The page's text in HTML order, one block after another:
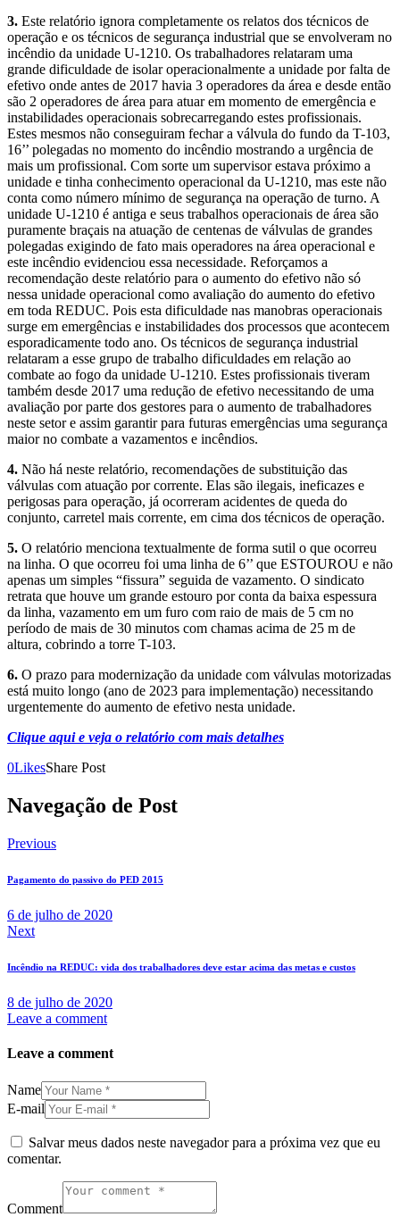
3. Este relatório ignora completamente os relatos dos técnicos de
operação e os técnicos de segurança industrial que se envolveram no
incêndio da unidade U-1210. Os trabalhadores relataram uma
grande dificuldade de isolar operacionalmente a unidade por falta de
efetivo onde antes de 2017 havia 3 operadores da área e desde então
são 2 operadores de área para atuar em momento de emergência e
instabilidades operacionais sobrecarregando estes profissionais.
Estes mesmos não conseguiram fechar a válvula do fundo da T-103,
16’’ polegadas no momento do incêndio mostrando a urgência de
mais um profissional. Com sorte um supervisor estava próximo a
unidade e tinha conhecimento operacional da U-1210, mas este não
conta como número mínimo de segurança na operação de turno. A
unidade U-1210 é antiga e seus trabalhos operacionais de área são
puramente braçais na atuação de centenas de válvulas de grandes
polegadas exigindo de fato mais operadores na área operacional e
este incêndio evidenciou essa necessidade. Reforçamos a
recomendação deste relatório para o aumento do efetivo não só
nessa unidade operacional como avaliação do aumento do efetivo
em toda REDUC. Pois esta dificuldade nas manobras operacionais
surge em emergências e instabilidades dos processos que acontecem
esporadicamente todo ano. Os técnicos de segurança industrial
relataram a esse grupo de trabalho dificuldades em relação ao
combate ao fogo da unidade U-1210. Estes profissionais tiveram
também desde 2017 uma redução de efetivo necessitando de uma
avaliação por parte dos gestores para o aumento de trabalhadores
neste setor e assim garantir para futuras emergências uma segurança
maior no combate a vazamentos e incêndios.
4. Não há neste relatório, recomendações de substituição das
válvulas com atuação por corrente. Elas são ilegais, ineficazes e
perigosas para operação, já ocorreram acidentes de queda do
conjunto, carretel mais corrente, em cima dos técnicos de operação.
5. O relatório menciona textualmente de forma sutil o que ocorreu
na linha. O que ocorreu foi uma linha de 6’’ que ESTOUROU e não
apenas um simples “fissura” seguida de vazamento. O sindicato
retrata que houve um grande estouro por conta da baixa espessura
da linha, vazamento em um furo com raio de mais de 5 cm no
período de mais de 30 minutos com chamas acima de 25 m de
altura, cobrindo a torre T-103.
6. O prazo para modernização da unidade com válvulas motorizadas
está muito longo (ano de 2023 para implementação) necessitando
urgentemente do aumento de efetivo nesta unidade.
Clique aqui e veja o relatório com mais detalhes
0LikesShare Post
Navegação de Post
Previous
Pagamento do passivo do PED 2015
6 de julho de 2020
Next
Incêndio na REDUC: vida dos trabalhadores deve estar acima das metas e custos
8 de julho de 2020
Leave a comment
Leave a comment
Name
E-mail
Salvar meus dados neste navegador para a próxima vez que eu
comentar.
Comment